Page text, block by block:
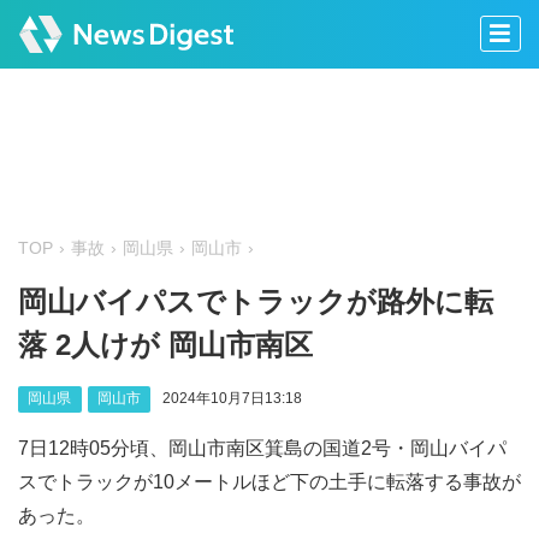
TOP 事故 岡山県 岡山市
岡山バイパスでトラックが路外に転
落 2人けが 岡山市南区
岡山県 岡山市 2024年10月7日13:18
7日12時05分頃、岡山市南区箕島の国道2号・岡山バイパ
スでトラックが10メートルほど下の土手に転落する事故が
あった。